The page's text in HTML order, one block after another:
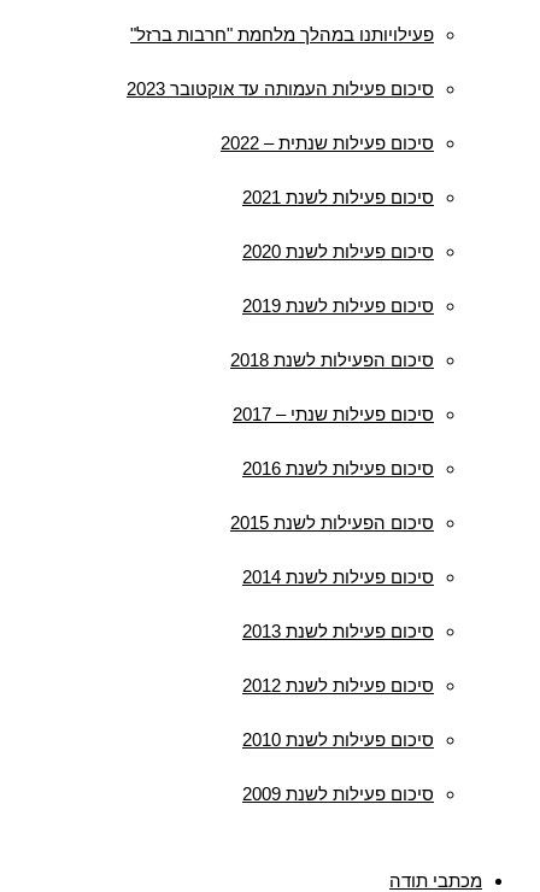
פעילויותנו במהלך מלחמת "חרבות ברזל"
סיכום פעילות העמותה עד אוקטובר 2023
סיכום פעילות שנתית – 2022
סיכום פעילות לשנת 2021
סיכום פעילות לשנת 2020
סיכום פעילות לשנת 2019
סיכום הפעילות לשנת 2018
סיכום פעילות שנתי – 2017
סיכום פעילות לשנת 2016
סיכום הפעילות לשנת 2015
סיכום פעילות לשנת 2014
סיכום פעילות לשנת 2013
סיכום פעילות לשנת 2012
סיכום פעילות לשנת 2010
סיכום פעילות לשנת 2009
מכתבי תודה